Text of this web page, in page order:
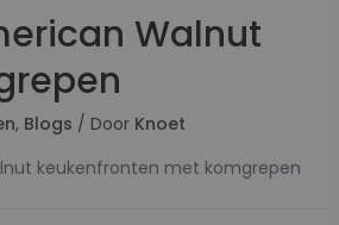
Walnut
, Blogs / Door Knoet
keukenfronten met komgrepen